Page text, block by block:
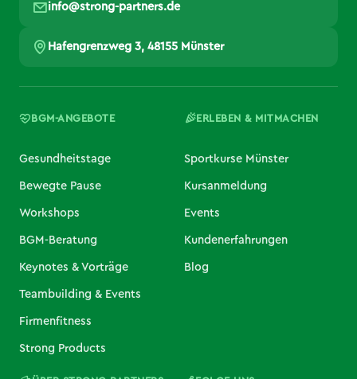
info@strong-partners.de
Hafengrenzweg 3, 48155 Münster
BGM-ANGEBOTE
Gesundheitstage
Bewegte Pause
Workshops
BGM-Beratung
Keynotes & Vorträge
Teambuilding & Events
Firmenfitness
Strong Products
ERLEBEN & MITMACHEN
Sportkurse Münster
Kursanmeldung
Events
Kundenerfahrungen
Blog